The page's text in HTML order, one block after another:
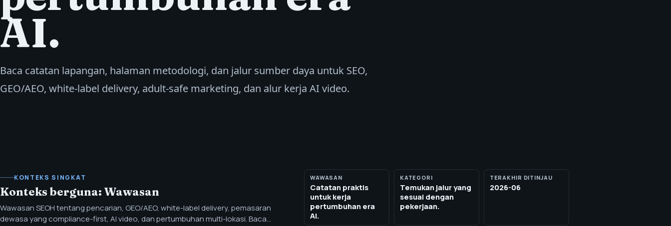
AI.
Baca catatan lapangan, halaman metodologi, dan jalur sumber daya untuk SEO,
GEO/AEO, white-label delivery, adult-safe marketing, dan alur kerja AI video.
KONTEKS SINGKAT
Konteks berguna: Wawasan
Wawasan SEOH tentang pencarian, GEO/AEO, white-label delivery, pemasaran
dewasa yang compliance-first, AI video, dan pertumbuhan multi-lokasi. Baca
WAWASAN
Catatan praktis
untuk kerja
pertumbuhan era
AI.
KATEGORI
Temukan jalur yang
sesuai dengan
pekerjaan.
TERAKHIR DITINJAU
2026-06